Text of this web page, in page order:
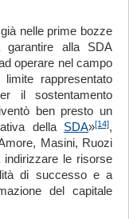
nelle prime bozze
garantire alla SDA
operare nel campo
rappresentato
il sostentamento
ben presto un
della SDA»[14],
Masini, Ruozi
le risorse
di successo e a
del capitale